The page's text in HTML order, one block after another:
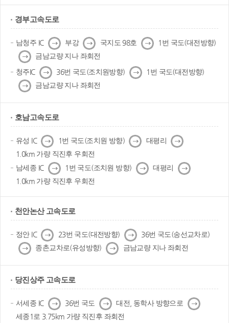
경부고속도로
남청주 IC 다
음
부강 다
음
국지도 98호 다
음
1번 국도(대전방향)
다
음
금남교량 지나 좌회전
청주IC 다
음
36번 국도(조치원방향) 다
음
1번 국도(대전방향)
다
음
금남교량 지나 좌회전
호남고속도로
유성 IC 다
음
1번 국도(조치원 방향) 다
음
대평리 다
음
1.0km 가량 직진후 우회전
남세종 IC 다
음
1번 국도(조치원 방향) 다
음
대평리
다
음
1.0km 가량 직진후 우회전
천안논산 고속도로
정안 IC 다
음
23번 국도(대전방향) 다
음
36번 국도(송선교차로)
다
음
종촌교차로(유성방향) 다
음
금남교량 지나 좌회전
당진상주 고속도로
서세종 IC 다
음
36번 국도 다
음
대전, 동학사 방향으로 다
음
세종1로 3.75km 가량 직진후 좌회전